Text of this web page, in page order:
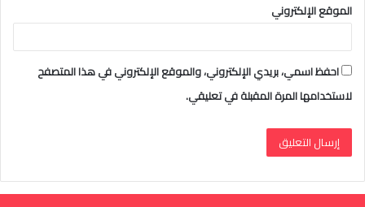
الموقع الإلكتروني
احفظ اسمي، بريدي الإلكتروني، والموقع الإلكتروني في هذا المتصفح
لاستخدامها المرة المقبلة في تعليقي.